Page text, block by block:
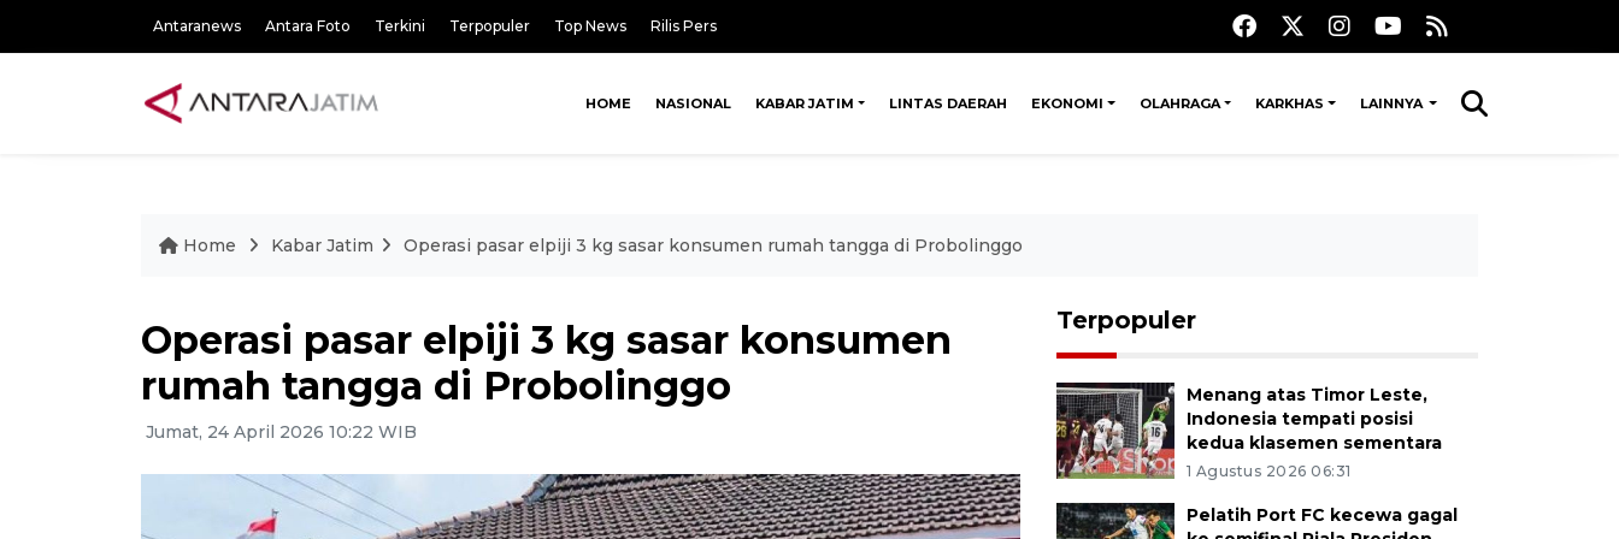
Antaranews Antara Foto Terkini Terpopuler Top News Rilis Pers
HOME NASIONAL KABAR JATIM LINTAS DAERAH EKONOMI OLAHRAGA KARKHAS LAINNYA
Home Kabar Jatim Operasi pasar elpiji 3 kg sasar konsumen rumah tangga di Probolinggo
Operasi pasar elpiji 3 kg sasar konsumen
rumah tangga di Probolinggo
Jumat, 24 April 2026 10:22 WIB
Terpopuler
Menang atas Timor Leste,
Indonesia tempati posisi
kedua klasemen sementara
1 Agustus 2026 06:31
Pelatih Port FC kecewa gagal